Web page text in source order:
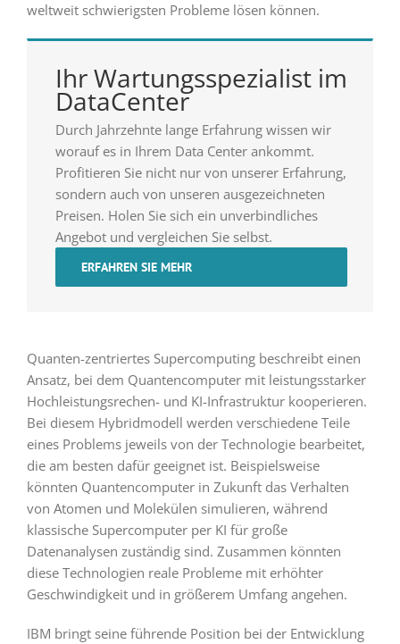
weltweit schwierigsten Probleme lösen können.
Ihr Wartungsspezialist im
DataCenter
Durch Jahrzehnte lange Erfahrung wissen wir
worauf es in Ihrem Data Center ankommt.
Profitieren Sie nicht nur von unserer Erfahrung,
sondern auch von unseren ausgezeichneten
Preisen. Holen Sie sich ein unverbindliches
Angebot und vergleichen Sie selbst.
ERFAHREN SIE MEHR
Quanten-zentriertes Supercomputing beschreibt einen
Ansatz, bei dem Quantencomputer mit leistungsstarker
Hochleistungsrechen- und KI-Infrastruktur kooperieren.
Bei diesem Hybridmodell werden verschiedene Teile
eines Problems jeweils von der Technologie bearbeitet,
die am besten dafür geeignet ist. Beispielsweise
könnten Quantencomputer in Zukunft das Verhalten
von Atomen und Molekülen simulieren, während
klassische Supercomputer per KI für große
Datenanalysen zuständig sind. Zusammen könnten
diese Technologien reale Probleme mit erhöhter
Geschwindigkeit und in größerem Umfang angehen.
IBM bringt seine führende Position bei der Entwicklung